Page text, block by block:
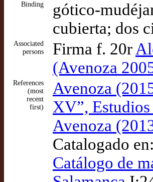
Binding
gótico-
cubierta; dos
Associated
persons
Firma f. 20r
(Avenoza
References
(most
recent
first)
Avenoza
XV”,
Avenoza
Catalogado en:
Catálogo de